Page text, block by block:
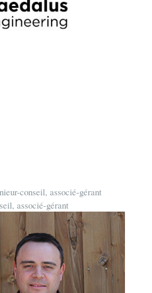
conseil, associé-gérant
associé-gérant